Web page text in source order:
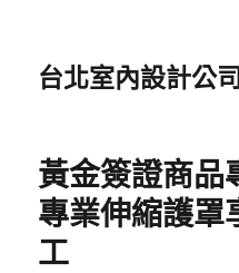
台北室內設計公
黃金簽證商品
專業伸縮護罩
工